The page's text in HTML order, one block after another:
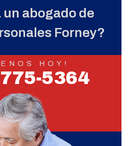
abogado de
Forney?
HOY!
5364